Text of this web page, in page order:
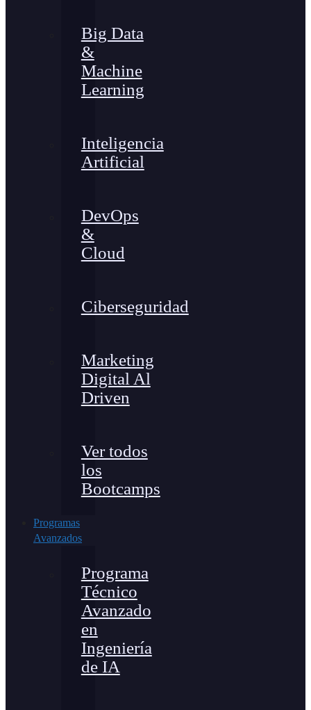
Big Data
&
Machine
Learning
Inteligencia
Artificial
DevOps
&
Cloud
Ciberseguridad
Marketing
Digital Al
Driven
Ver todos
los
Bootcamps
Programas
Avanzados
Programa
Técnico
Avanzado
en
Ingeniería
de IA